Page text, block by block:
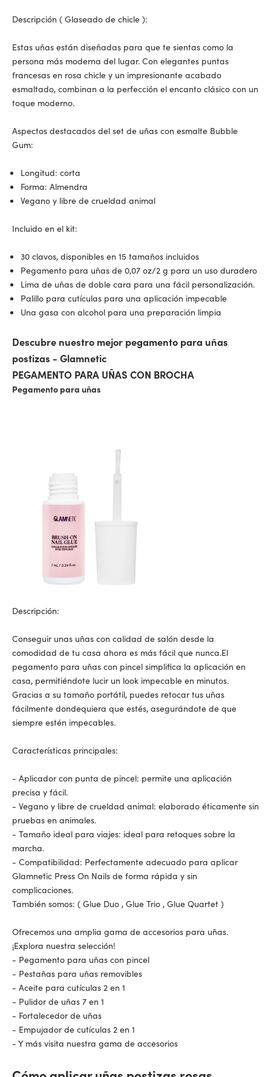
Descripción ( Glaseado de chicle ):
Estas uñas están diseñadas para que te sientas como la
persona más moderna del lugar. Con elegantes puntas
francesas en rosa chicle y un impresionante acabado
esmaltado, combinan a la perfección el encanto clásico con un
toque moderno.
Aspectos destacados del set de uñas con esmalte Bubble
Gum:
Longitud: corta
Forma: Almendra
Vegano y libre de crueldad animal
Incluido en el kit:
30 clavos, disponibles en 15 tamaños incluidos
Pegamento para uñas de 0,07 oz/2 g para un uso duradero
Lima de uñas de doble cara para una fácil personalización.
Palillo para cutículas para una aplicación impecable
Una gasa con alcohol para una preparación limpia
Descubre nuestro mejor pegamento para uñas
postizas - Glamnetic
PEGAMENTO PARA UÑAS CON BROCHA
Pegamento para uñas
Descripción:
Conseguir unas uñas con calidad de salón desde la
comodidad de tu casa ahora es más fácil que nunca.El
pegamento para uñas con pincel simplifica la aplicación en
casa, permitiéndote lucir un look impecable en minutos.
Gracias a su tamaño portátil, puedes retocar tus uñas
fácilmente dondequiera que estés, asegurándote de que
siempre estén impecables.
Características principales:
- Aplicador con punta de pincel: permite una aplicación
precisa y fácil.
- Vegano y libre de crueldad animal: elaborado éticamente sin
pruebas en animales.
- Tamaño ideal para viajes: ideal para retoques sobre la
marcha.
- Compatibilidad: Perfectamente adecuado para aplicar
Glamnetic Press On Nails de forma rápida y sin
complicaciones.
También somos: ( Glue Duo , Glue Trio , Glue Quartet )
Ofrecemos una amplia gama de accesorios para uñas.
¡Explora nuestra selección!
- Pegamento para uñas con pincel
- Pestañas para uñas removibles
- Aceite para cutículas 2 en 1
- Pulidor de uñas 7 en 1
- Fortalecedor de uñas
- Empujador de cutículas 2 en 1
- Y más visita nuestra gama de accesorios